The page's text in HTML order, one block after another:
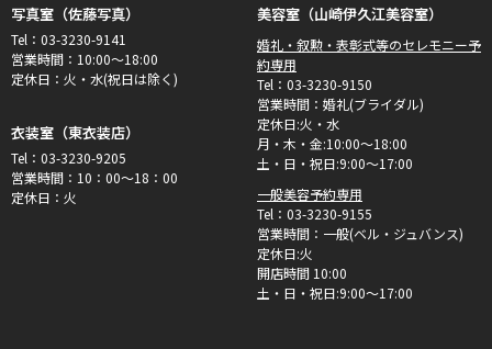
写真室（佐藤写真）
Tel：03-3230-9141
営業時間：10:00～18:00
定休日：火・水(祝日は除く)
衣装室（東衣装店）
Tel：03-3230-9205
営業時間：10：00～18：00
定休日：火
美容室（山崎伊久江美容室）
婚礼・叙勲・表彰式等のセレモニー予
約専用
Tel：03-3230-9150
営業時間：婚礼(ブライダル)
定休日:火・水
月・木・金:10:00〜18:00
土・日・祝日:9:00〜17:00
一般美容予約専用
Tel：03-3230-9155
営業時間：一般(ベル・ジュバンス)
定休日:火
開店時間 10:00
土・日・祝日:9:00〜17:00